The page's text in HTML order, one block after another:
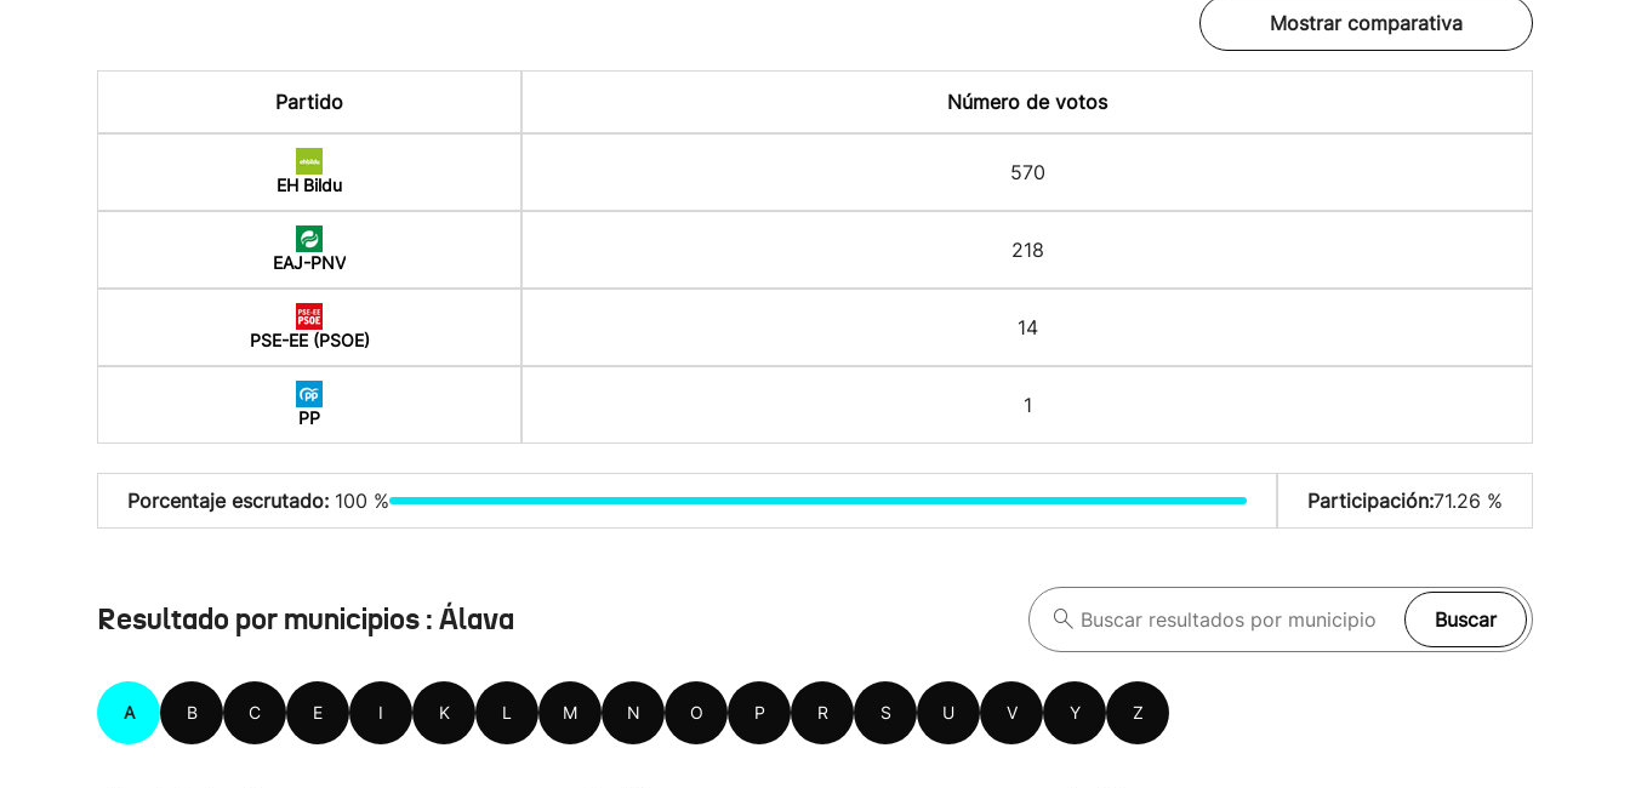
Mostrar comparativa
Partido Número de votos
EH Bildu
570
EAJ-PNV
218
PSE-EE (PSOE)
14
PP
1
Porcentaje escrutado: 100 % Participación:71.26 %
Resultado por municipios : Álava Buscar
A B C E I K L M N O P R S U V Y Z